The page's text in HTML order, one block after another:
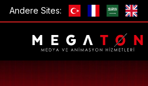
Andere Sites: